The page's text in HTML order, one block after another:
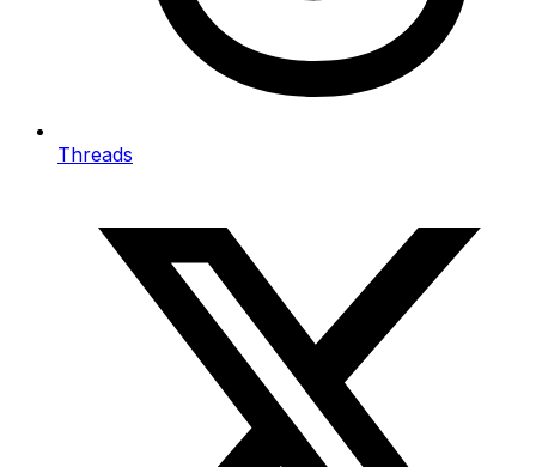
Threads